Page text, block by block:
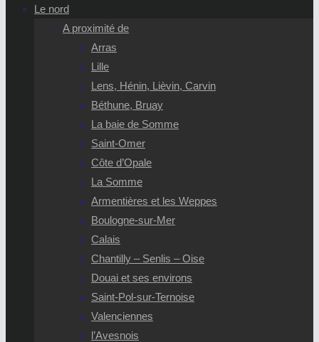
Le nord
A proximité de
Arras
Lille
Lens, Hénin, Lièvin, Carvin
Béthune, Bruay
La baie de Somme
Saint-Omer
Côte d’Opale
La Somme
Armentières et les Weppes
Boulogne-sur-Mer
Calais
Chantilly – Senlis – Oise
Douai et ses environs
Saint-Pol-sur-Ternoise
Valenciennes
l’Avesnois